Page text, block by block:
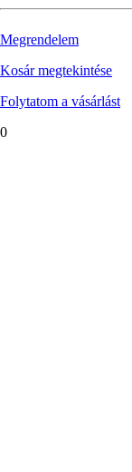
Megrendelem
Kosár megtekintése
Folytatom a vásárlást
0